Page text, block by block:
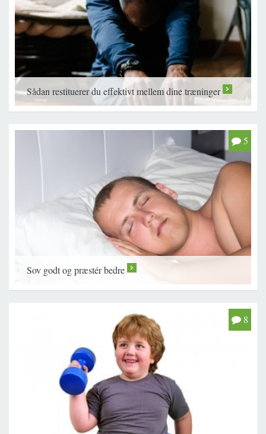
Sådan restituerer du effektivt mellem dine træninger
Sov godt og præstér bedre
5
8